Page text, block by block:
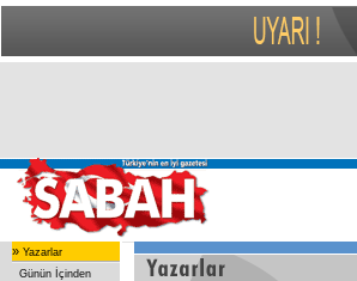
» Yazarlar
Günün İçinden